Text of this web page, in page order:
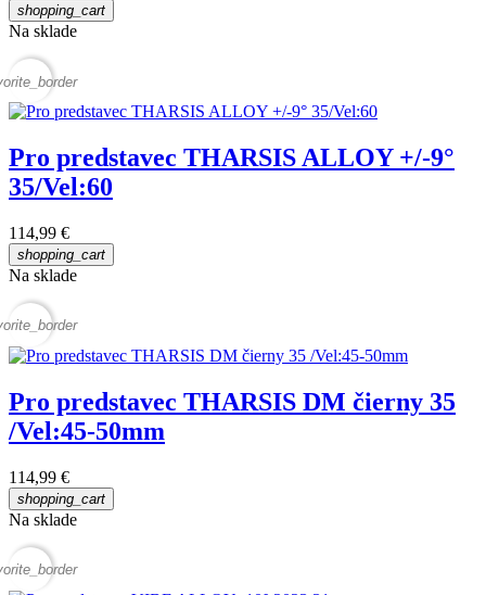
shopping_cart
Na sklade
Pro predstavec THARSIS ALLOY +/-9°
35/Vel:60
114,99 €
shopping_cart
Na sklade
Pro predstavec THARSIS DM čierny 35
/Vel:45-50mm
114,99 €
shopping_cart
Na sklade